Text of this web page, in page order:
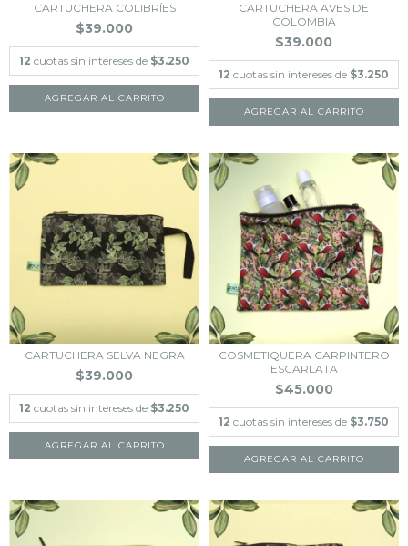
CARTUCHERA COLIBRÍES
$39.000
12 cuotas sin intereses de $3.250
CARTUCHERA AVES DE
COLOMBIA
$39.000
12 cuotas sin intereses de $3.250
CARTUCHERA SELVA NEGRA
$39.000
12 cuotas sin intereses de $3.250
COSMETIQUERA CARPINTERO
ESCARLATA
$45.000
12 cuotas sin intereses de $3.750